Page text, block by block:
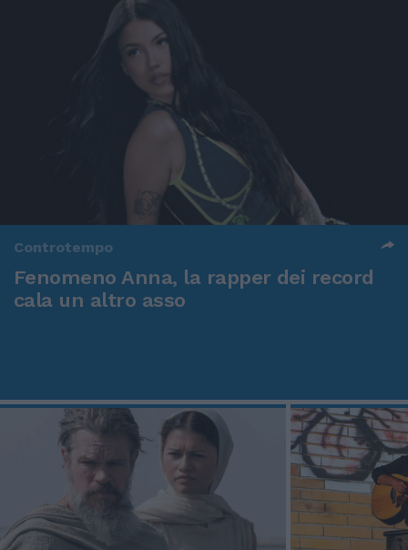
Controtempo
Fenomeno Anna, la rapper dei record
cala un altro asso